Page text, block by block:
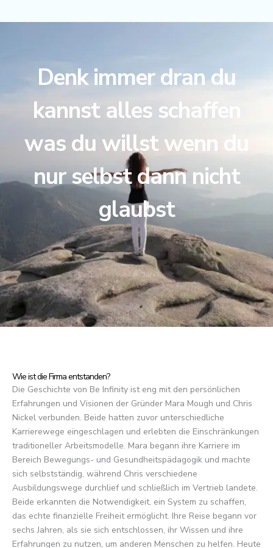
Denk immer dran du
kannst alles schaffen
was du willst wenn du
nur selbst dann nicht
glaubst
Wie ist die Firma entstanden?
Die Geschichte von Be Infinity ist eng mit den persönlichen
Erfahrungen und Visionen der Gründer Mara Mough und Chris
Nickel verbunden. Beide hatten zuvor unterschiedliche
Karrierewege eingeschlagen und erlebten die Einschränkungen
traditioneller Arbeitsmodelle. Mara begann ihre Karriere im
Bereich Bewegungs- und Gesundheitspädagogik und machte
sich selbstständig, während Chris verschiedene
Ausbildungswege durchlief und schließlich im Vertrieb landete.
Beide erkannten die Notwendigkeit, ein System zu schaffen,
das echte finanzielle Freiheit ermöglicht. Ihre Reise begann vor
sechs Jahren, als sie sich entschlossen, ihr Wissen und ihre
Erfahrungen zu nutzen, um anderen Menschen zu helfen. Heute